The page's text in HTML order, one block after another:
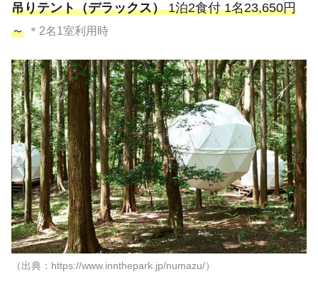
吊りテント（デラックス）1泊2食付 1名23,650円
～ ＊2名1室利用時
（出典：https://www.innthepark.jp/numazu/）